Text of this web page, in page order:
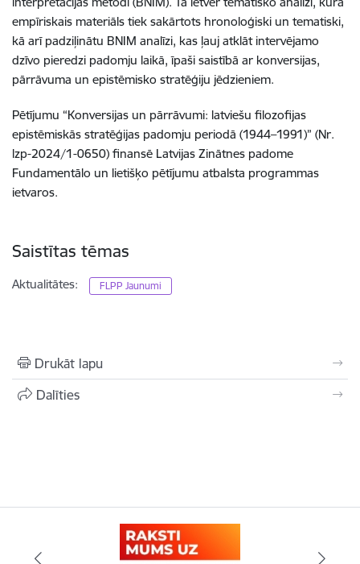
empīriskais materiāls tiek sakārtots hronoloģiski un tematiski,
kā arī padziļinātu BNIM analīzi, kas ļauj atklāt intervējamo
dzīvo pieredzi padomju laikā, īpaši saistībā ar konversijas,
pārrāvuma un epistēmisko stratēģiju jēdzieniem.
Pētījumu “Konversijas un pārrāvumi: latviešu filozofijas
epistēmiskās stratēģijas padomju periodā (1944–1991)” (Nr.
lzp-2024/1-0650) finansē Latvijas Zinātnes padome
Fundamentālo un lietišķo pētījumu atbalsta programmas
ietvaros.
Saistītas tēmas
Aktualitātes: FLPP Jaunumi
Drukāt lapu
Dalīties